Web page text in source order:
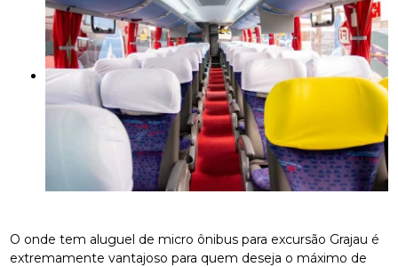
O onde tem aluguel de micro ônibus para excursão Grajau é
extremamente vantajoso para quem deseja o máximo de